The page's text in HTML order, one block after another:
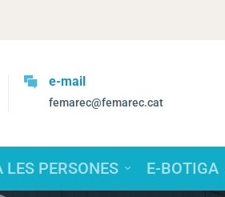
e-mail
femarec@femarec.cat
LES PERSONES E-BOTIGA